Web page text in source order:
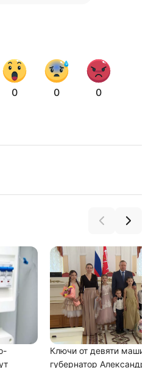
0 0 0
Ключи от девяти машин
губернатор Александр
конфиденциальности